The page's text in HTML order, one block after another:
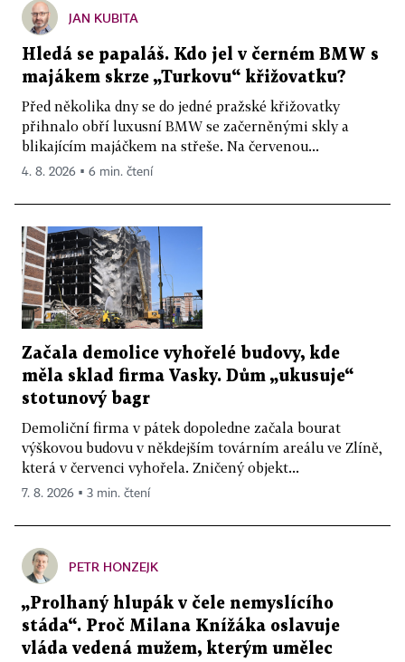
JAN KUBITA
Hledá se papaláš. Kdo jel v černém BMW s
majákem skrze „Turkovu“ křižovatku?
Před několika dny se do jedné pražské křižovatky
přihnalo obří luxusní BMW se začerněnými skly a
blikajícím majáčkem na střeše. Na červenou...
4. 8. 2026 ▪ 6 min. čtení
Začala demolice vyhořelé budovy, kde
měla sklad firma Vasky. Dům „ukusuje“
stotunový bagr
Demoliční firma v pátek dopoledne začala bourat
výškovou budovu v někdejším továrním areálu ve Zlíně,
která v červenci vyhořela. Zničený objekt...
7. 8. 2026 ▪ 3 min. čtení
PETR HONZEJK
„Prolhaný hlupák v čele nemyslícího
stáda“. Proč Milana Knížáka oslavuje
vláda vedená mužem, kterým umělec